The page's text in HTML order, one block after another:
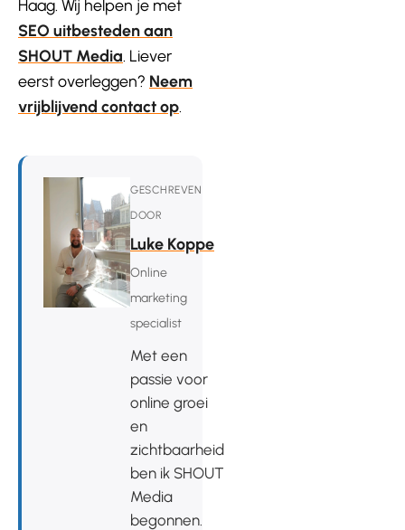
Haag. Wij helpen je met
SEO uitbesteden aan
SHOUT Media . Liever
eerst overleggen? Neem
vrijblijvend contact op
GESCHREVEN
DOOR
Luke Koppe
Online
marketing
specialist
Met een
passie voor
online groei
en
zichtbaarheid
ben ik SHOUT
Media
begonnen.